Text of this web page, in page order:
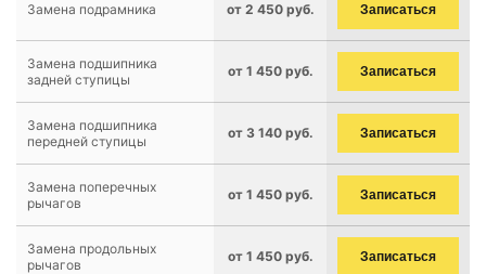
Замена подрамника от 2 450 руб. Записаться
Замена подшипника
задней ступицы
от 1 450 руб. Записаться
Замена подшипника
передней ступицы
от 3 140 руб. Записаться
Замена поперечных
рычагов
от 1 450 руб. Записаться
Замена продольных
рычагов
от 1 450 руб. Записаться